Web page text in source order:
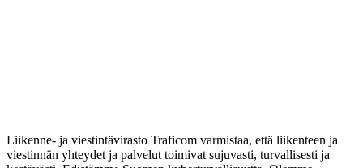
Liikenne- ja viestintävirasto Traficom varmistaa, että liikenteen ja
viestinnän yhteydet ja palvelut toimivat sujuvasti, turvallisesti ja